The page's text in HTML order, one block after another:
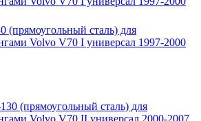
сталь) для
Volvo V70 I универсал 1997-2000